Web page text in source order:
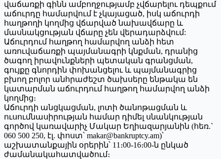
վաճառքի գինն ամբողջությամբ չվճարելու դեպքում
աճուրդը համարվում է չկայացած, իսկ աճուրդի
հաղթողի կողմից վճարված նախավճարը և
մասնակցության վճարը չեն վերադարձվում:
Աճուրդում հաղթող համարվող անձի հետ
առուվաճառքի պայմանագրի կնքման, դրանից
ծագող իրավունքների պետական գրանցման,
գույքը գնորդին փոխանցելու և պայմանագրից
բխող բոլոր անհրաժեշտ ծախսերը ենթակա են
կատարման աճուրդում հաղթող համարվող անձի
կողմից։
Աճուրդի անցկացման, լոտի ծանոթացման և
ուսումնասիրության համար դիմել սնանկության
գործով կառավարիչ Մակար Եղիազարյանին (հեռ.`
060 500 250, էլ. փոստ՝ makar@bankruptcy.am)՝
աշխատանքային օրերին՝ 11։00-16։00-ն ընկած
ժամանակահատվածում։